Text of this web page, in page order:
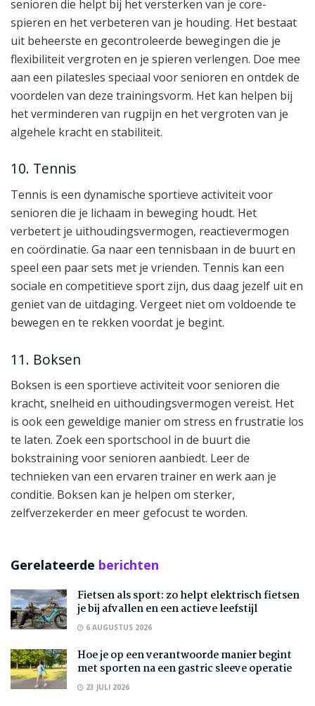
senioren die helpt bij het versterken van je core-
spieren en het verbeteren van je houding. Het bestaat
uit beheerste en gecontroleerde bewegingen die je
flexibiliteit vergroten en je spieren verlengen. Doe mee
aan een pilatesles speciaal voor senioren en ontdek de
voordelen van deze trainingsvorm. Het kan helpen bij
het verminderen van rugpijn en het vergroten van je
algehele kracht en stabiliteit.
10. Tennis
Tennis is een dynamische sportieve activiteit voor
senioren die je lichaam in beweging houdt. Het
verbetert je uithoudingsvermogen, reactievermogen
en coördinatie. Ga naar een tennisbaan in de buurt en
speel een paar sets met je vrienden. Tennis kan een
sociale en competitieve sport zijn, dus daag jezelf uit en
geniet van de uitdaging. Vergeet niet om voldoende te
bewegen en te rekken voordat je begint.
11. Boksen
Boksen is een sportieve activiteit voor senioren die
kracht, snelheid en uithoudingsvermogen vereist. Het
is ook een geweldige manier om stress en frustratie los
te laten. Zoek een sportschool in de buurt die
bokstraining voor senioren aanbiedt. Leer de
technieken van een ervaren trainer en werk aan je
conditie. Boksen kan je helpen om sterker,
zelfverzekerder en meer gefocust te worden.
Gerelateerde berichten
Fietsen als sport: zo helpt elektrisch fietsen
je bij afvallen en een actieve leefstijl
6 AUGUSTUS 2026
Hoe je op een verantwoorde manier begint
met sporten na een gastric sleeve operatie
23 JULI 2026